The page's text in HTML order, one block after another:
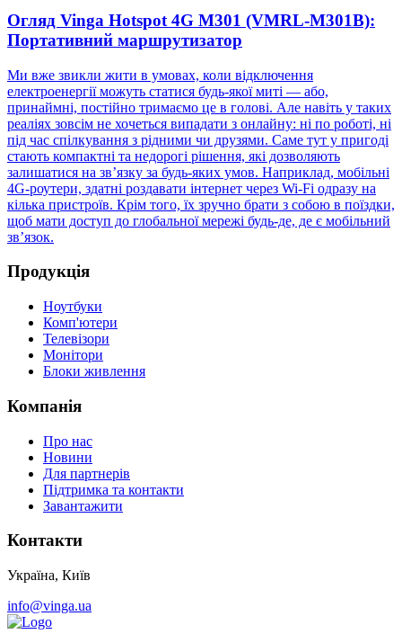
Огляд Vinga Hotspot 4G M301 (VMRL-M301B):
Портативний маршрутизатор
Ми вже звикли жити в умовах, коли відключення
електроенергії можуть статися будь-якої миті — або,
принаймні, постійно тримаємо це в голові. Але навіть у таких
реаліях зовсім не хочеться випадати з онлайну: ні по роботі, ні
під час спілкування з рідними чи друзями. Саме тут у пригоді
стають компактні та недорогі рішення, які дозволяють
залишатися на зв’язку за будь-яких умов. Наприклад, мобільні
4G-роутери, здатні роздавати інтернет через Wi-Fi одразу на
кілька пристроїв. Крім того, їх зручно брати з собою в поїздки,
щоб мати доступ до глобальної мережі будь-де, де є мобільний
зв’язок.
Продукція
Ноутбуки
Комп'ютери
Телевізори
Монітори
Блоки живлення
Компанія
Про нас
Новини
Для партнерів
Підтримка та контакти
Завантажити
Контакти
Україна, Київ
info@vinga.ua